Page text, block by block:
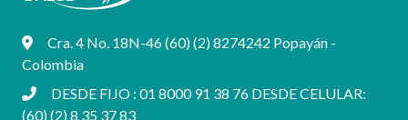
Cra. 4 No. 18N-46 (60) (2) 8274242 Popayán -
Colombia
DESDE FIJO : 01 8000 91 38 76 DESDE CELULAR:
(60) (2) 8 35 37 83